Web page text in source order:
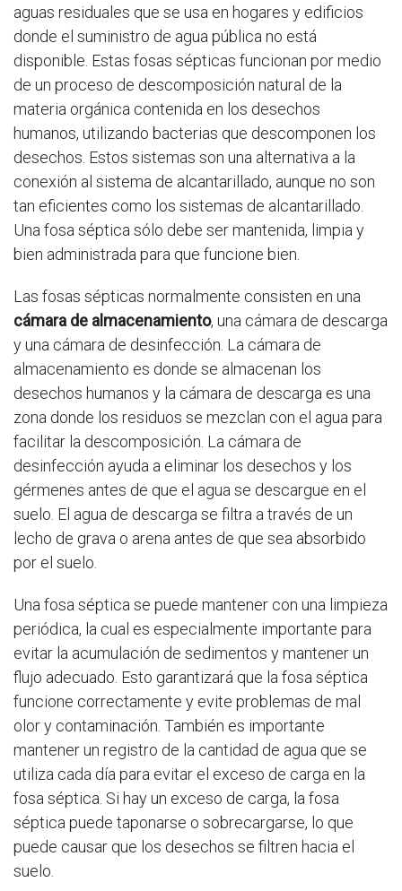
aguas residuales que se usa en hogares y edificios
donde el suministro de agua pública no está
disponible. Estas fosas sépticas funcionan por medio
de un proceso de descomposición natural de la
materia orgánica contenida en los desechos
humanos, utilizando bacterias que descomponen los
desechos. Estos sistemas son una alternativa a la
conexión al sistema de alcantarillado, aunque no son
tan eficientes como los sistemas de alcantarillado.
Una fosa séptica sólo debe ser mantenida, limpia y
bien administrada para que funcione bien.
Las fosas sépticas normalmente consisten en una
cámara de almacenamiento, una cámara de descarga
y una cámara de desinfección. La cámara de
almacenamiento es donde se almacenan los
desechos humanos y la cámara de descarga es una
zona donde los residuos se mezclan con el agua para
facilitar la descomposición. La cámara de
desinfección ayuda a eliminar los desechos y los
gérmenes antes de que el agua se descargue en el
suelo. El agua de descarga se filtra a través de un
lecho de grava o arena antes de que sea absorbido
por el suelo.
Una fosa séptica se puede mantener con una limpieza
periódica, la cual es especialmente importante para
evitar la acumulación de sedimentos y mantener un
flujo adecuado. Esto garantizará que la fosa séptica
funcione correctamente y evite problemas de mal
olor y contaminación. También es importante
mantener un registro de la cantidad de agua que se
utiliza cada día para evitar el exceso de carga en la
fosa séptica. Si hay un exceso de carga, la fosa
séptica puede taponarse o sobrecargarse, lo que
puede causar que los desechos se filtren hacia el
suelo.